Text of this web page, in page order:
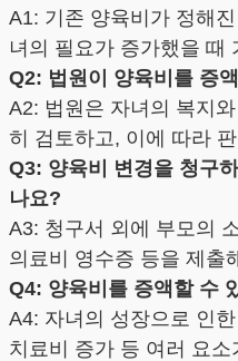
A1: 기존 양육비가 정해
녀의 필요가 증가했을 때
Q2: 법원이 양육비를 증
A2: 법원은 자녀의 복지
히 검토하고, 이에 따라
Q3: 양육비 변경을 청구
나요?
A3: 청구서 외에 부모의
의료비 영수증 등을 제출
Q4: 양육비를 증액할 수
A4: 자녀의 성장으로 인
치료비 증가 등 여러 요소